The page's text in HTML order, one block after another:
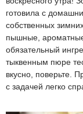
готовила с
собственных
пышные,
обязательный
тыквенным пюре
вкусно, поверьте.
с задачей легко